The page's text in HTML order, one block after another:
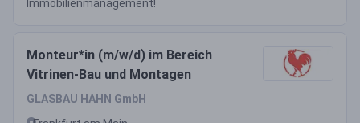
Immobilienmanagement!
Monteur*in (m/w/d) im Bereich
Vitrinen-Bau und Montagen
GLASBAU HAHN GmbH